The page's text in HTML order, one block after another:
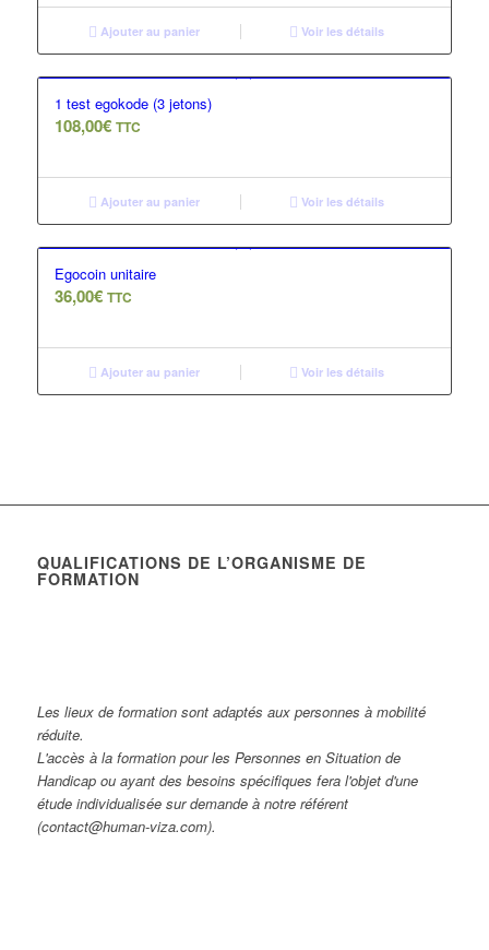
Ajouter au panier Voir les détails
1 test egokode (3 jetons)
108,00€ TTC
Ajouter au panier Voir les détails
Egocoin unitaire
36,00€ TTC
Ajouter au panier Voir les détails
QUALIFICATIONS DE L’ORGANISME DE
FORMATION
Les lieux de formation sont adaptés aux personnes à mobilité
réduite.
L'accès à la formation pour les Personnes en Situation de
Handicap ou ayant des besoins spécifiques fera l'objet d'une
étude individualisée sur demande à notre référent
(contact@human-viza.com).